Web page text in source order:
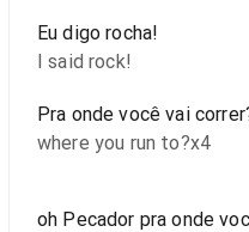
Eu digo rocha!
I said rock!
Pra onde você vai
where you run to?x4
oh Pecador pra onde